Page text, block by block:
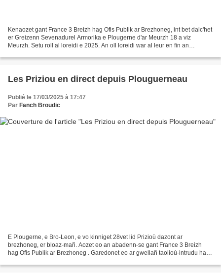
Kenaozet gant France 3 Breizh hag Ofis Publik ar Brezhoneg, int bet dalc'het
er Greizenn Sevenadurel Armorika e Plougerne d'ar Meurzh 18 a viz
Meurzh. Setu roll al loreidi e 2025. An oll loreidi war al leur en fin an
Les Priziou en direct depuis Plouguerneau
Publié le 17/03/2025 à 17:47
Par Fanch Broudic
E Plougerne, e Bro-Leon, e vo kinniget 28vet lid Prizioù dazont ar
brezhoneg, er bloaz-mañ. Aozet eo an abadenn-se gant France 3 Breizh
hag Ofis Publik ar Brezhoneg . Garedonet eo ar gwellañ taolioù-intrudu ha